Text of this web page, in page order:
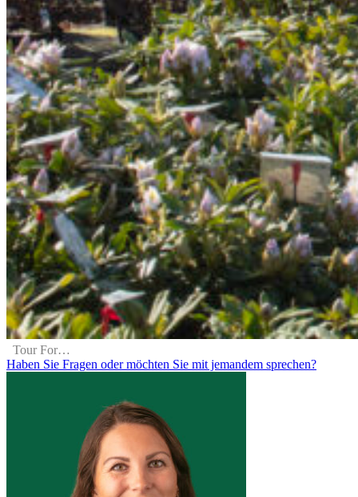
Tour Formular
Haben Sie Fragen oder möchten Sie mit jemandem sprechen?